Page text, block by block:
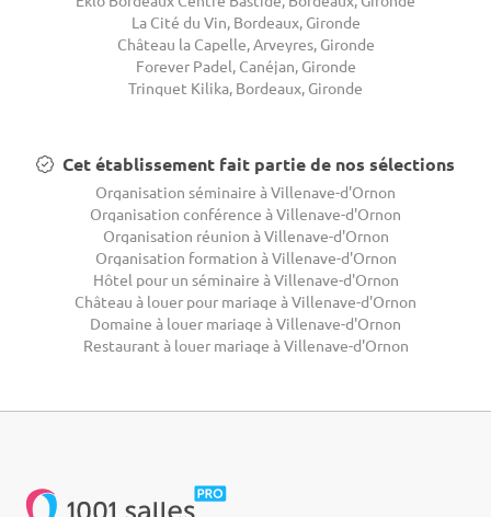
La Cité du Vin, Bordeaux, Gironde
Château la Capelle, Arveyres, Gironde
Forever Padel, Canéjan, Gironde
Trinquet Kilika, Bordeaux, Gironde
Cet établissement fait partie de nos sélections
Organisation séminaire à Villenave-d'Ornon
Organisation conférence à Villenave-d'Ornon
Organisation réunion à Villenave-d'Ornon
Organisation formation à Villenave-d'Ornon
Hôtel pour un séminaire à Villenave-d'Ornon
Château à louer pour mariage à Villenave-d'Ornon
Domaine à louer mariage à Villenave-d'Ornon
Restaurant à louer mariage à Villenave-d'Ornon